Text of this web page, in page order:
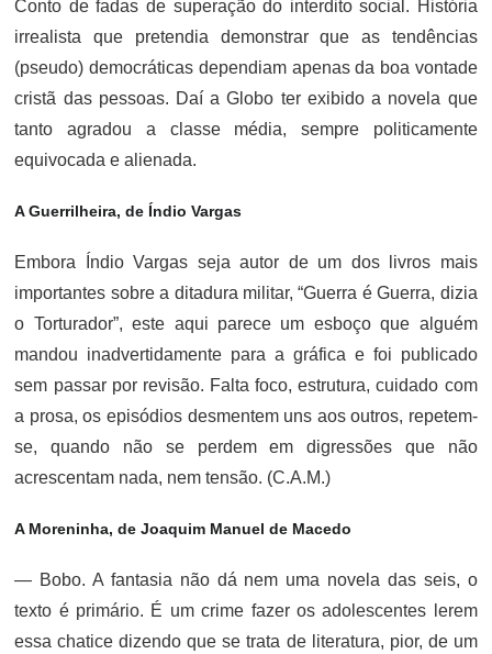
Conto de fadas de superação do interdito social. História
irrealista que pretendia demonstrar que as tendências
(pseudo) democráticas dependiam apenas da boa vontade
cristã das pessoas. Daí a Globo ter exibido a novela que
tanto agradou a classe média, sempre politicamente
equivocada e alienada.
A Guerrilheira, de Índio Vargas
Embora Índio Vargas seja autor de um dos livros mais
importantes sobre a ditadura militar, “Guerra é Guerra, dizia
o Torturador”, este aqui parece um esboço que alguém
mandou inadvertidamente para a gráfica e foi publicado
sem passar por revisão. Falta foco, estrutura, cuidado com
a prosa, os episódios desmentem uns aos outros, repetem-
se, quando não se perdem em digressões que não
acrescentam nada, nem tensão. (C.A.M.)
A Moreninha, de Joaquim Manuel de Macedo
— Bobo. A fantasia não dá nem uma novela das seis, o
texto é primário. É um crime fazer os adolescentes lerem
essa chatice dizendo que se trata de literatura, pior, de um